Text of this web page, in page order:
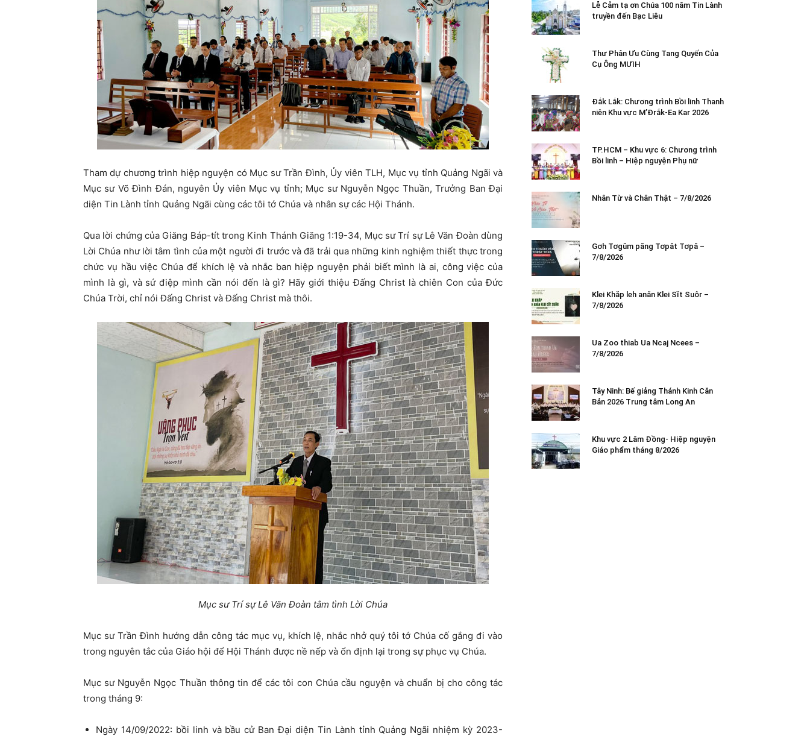
Tham dự chương trình hiệp nguyện có Mục sư Trần Đình, Ủy viên TLH, Mục vụ tỉnh Quảng Ngãi và
Mục sư Võ Đình Đán, nguyên Ủy viên Mục vụ tỉnh; Mục sư Nguyễn Ngọc Thuần, Trưởng Ban Đại
diện Tin Lành tỉnh Quảng Ngãi cùng các tôi tớ Chúa và nhân sự các Hội Thánh.
Qua lời chứng của Giăng Báp-tít trong Kinh Thánh Giăng 1:19-34, Mục sư Trí sự Lê Văn Đoàn dùng
Lời Chúa như lời tâm tình của một người đi trước và đã trải qua những kinh nghiệm thiết thực trong
chức vụ hầu việc Chúa để khích lệ và nhắc ban hiệp nguyện phải biết mình là ai, công việc của
mình là gì, và sứ điệp mình cần nói đến là gì? Hãy giới thiệu Đấng Christ là chiên Con của Đức
Chúa Trời, chỉ nói Đấng Christ và Đấng Christ mà thôi.
Mục sư Trí sự Lê Văn Đoàn tâm tình Lời Chúa
Mục sư Trần Đình hướng dẫn công tác mục vụ, khích lệ, nhắc nhở quý tôi tớ Chúa cố gắng đi vào
trong nguyên tắc của Giáo hội để Hội Thánh được nề nếp và ổn định lại trong sự phục vụ Chúa.
Mục sư Nguyễn Ngọc Thuần thông tin để các tôi con Chúa cầu nguyện và chuẩn bị cho công tác
trong tháng 9:
Ngày 14/09/2022: bồi linh và bầu cử Ban Đại diện Tin Lành tỉnh Quảng Ngãi nhiệm kỳ 2023-
Lễ Cảm tạ ơn Chúa 100 năm Tin Lành
truyền đến Bạc Liêu
Thư Phân Ưu Cùng Tang Quyến Của
Cụ Ông MƯIH
Đắk Lắk: Chương trình Bồi linh Thanh
niên Khu vực M’Đrắk-Ea Kar 2026
TP.HCM – Khu vực 6: Chương trình
Bồi linh – Hiệp nguyện Phụ nữ
Nhân Từ và Chân Thật – 7/8/2026
Gơh Tơgŭm păng Tơpăt Tơpă –
7/8/2026
Klei Khăp leh anăn Klei Sĭt Suôr –
7/8/2026
Ua Zoo thiab Ua Ncaj Ncees –
7/8/2026
Tây Ninh: Bế giảng Thánh Kinh Căn
Bản 2026 Trung tâm Long An
Khu vực 2 Lâm Đồng- Hiệp nguyện
Giáo phẩm tháng 8/2026